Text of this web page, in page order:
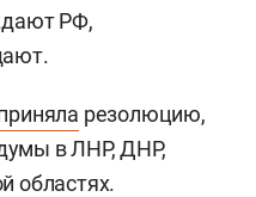
РФ,
резолюцию,
в ЛНР, ДНР,
областях.